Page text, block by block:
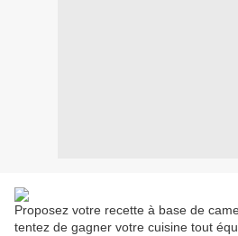
Proposez votre recette à base de
tentez de gagner votre cuisine tout